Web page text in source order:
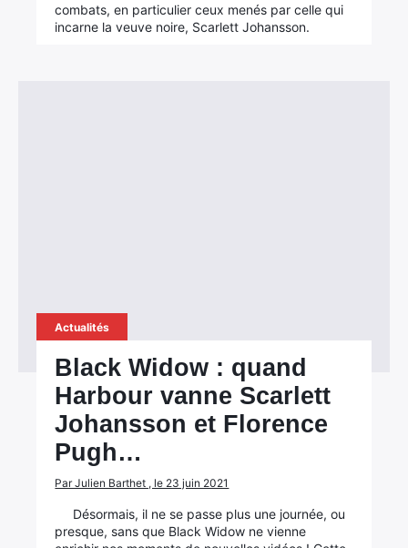
combats, en particulier ceux menés par celle qui
incarne la veuve noire, Scarlett Johansson.
Actualités
Black Widow : quand
Harbour vanne Scarlett
Johansson et Florence
Pugh…
Par Julien Barthet , le 23 juin 2021
Désormais, il ne se passe plus une journée, ou
presque, sans que Black Widow ne vienne